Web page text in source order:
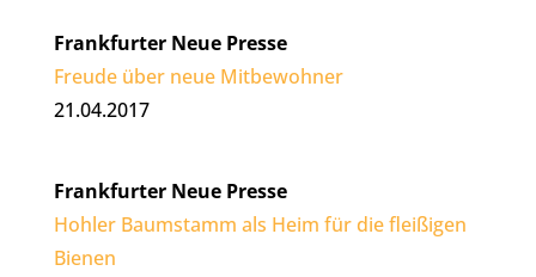
Frankfurter Neue Presse
Freude über neue Mitbewohner
21.04.2017
Frankfurter Neue Presse
Hohler Baumstamm als Heim für die fleißigen
Bienen